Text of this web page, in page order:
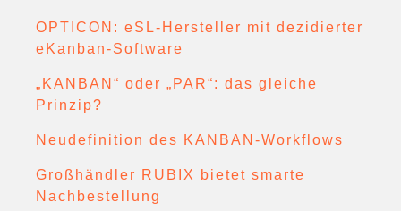
OPTICON: eSL-Hersteller mit dezidierter
eKanban-Software
„KANBAN“ oder „PAR“: das gleiche
Prinzip?
Neudefinition des KANBAN-Workflows
Großhändler RUBIX bietet smarte
Nachbestellung